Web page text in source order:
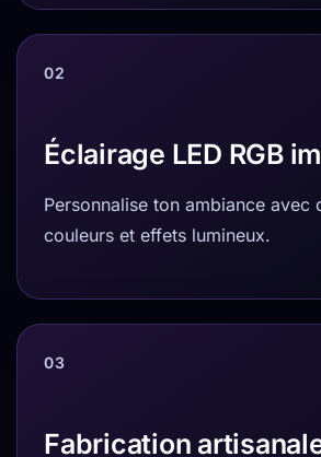
02
Éclairage LED RGB
Personnalise ton ambiance avec
couleurs et effets lumineux.
03
Fabrication